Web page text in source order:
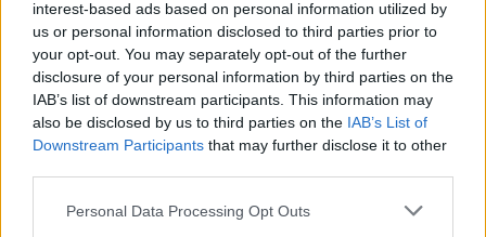
interest-based ads based on personal information utilized by
us or personal information disclosed to third parties prior to
your opt-out. You may separately opt-out of the further
disclosure of your personal information by third parties on the
IAB’s list of downstream participants. This information may
also be disclosed by us to third parties on the IAB’s List of
Downstream Participants that may further disclose it to other
Personal Data Processing Opt Outs